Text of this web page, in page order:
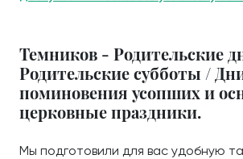
Темников - Родительские
Родительские субботы /
поминовения усопших и
церковные праздники.
Мы подготовили для вас удобную